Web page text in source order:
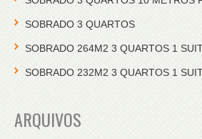
SOBRADO 3 QUARTOS
SOBRADO 264M2 3 QUARTOS 1
SOBRADO 232M2 3 QUARTOS 1
ARQUIVOS